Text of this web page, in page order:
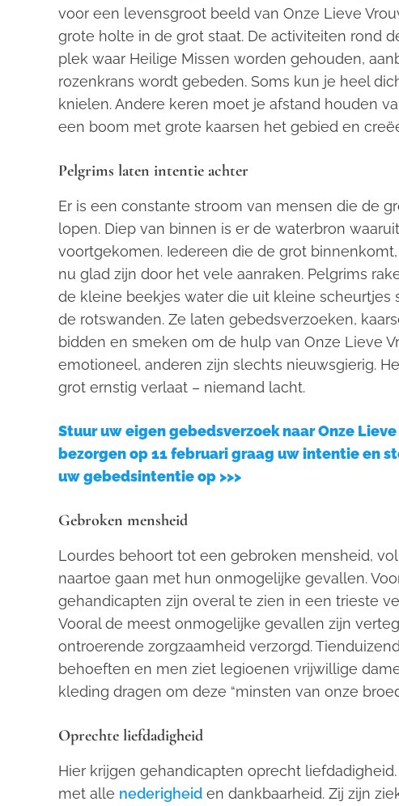
voor een levensgroot beeld van Onze Lieve
grote holte in de grot staat. De activiteiten rond
plek waar Heilige Missen worden gehouden,
rozenkrans wordt gebeden. Soms kun je heel
knielen. Andere keren moet je afstand houden
een boom met grote kaarsen het gebied en
Pelgrims laten intentie achter
Er is een constante stroom van mensen die de
lopen. Diep van binnen is er de waterbron
voortgekomen. Iedereen die de grot
nu glad zijn door het vele aanraken. Pelgrims
de kleine beekjes water die uit kleine
de rotswanden. Ze laten gebedsverzoeken,
bidden en smeken om de hulp van Onze Lieve
emotioneel, anderen zijn slechts nieuwsgierig.
grot ernstig verlaat – niemand lacht.
Stuur uw eigen gebedsverzoek naar Onze
bezorgen op 11 februari graag uw intentie en
uw gebedsintentie op >>>
Gebroken mensheid
Lourdes behoort tot een gebroken mensheid,
naartoe gaan met hun onmogelijke gevallen.
gehandicapten zijn overal te zien in een trieste
Vooral de meest onmogelijke gevallen zijn
ontroerende zorgzaamheid verzorgd.
behoeften en men ziet legioenen vrijwillige
kleding dragen om deze “minsten van onze
Oprechte liefdadigheid
Hier krijgen gehandicapten oprecht
met alle nederigheid en dankbaarheid. Zij zijn